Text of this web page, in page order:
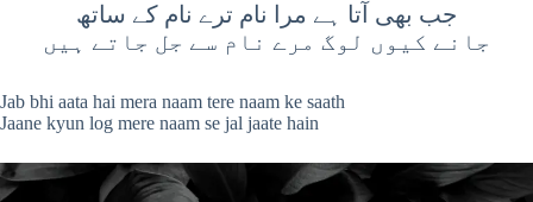
جب بھی آتا ہے مرا نام ترے نام کے ساتھ
جانے کیوں لوگ مرے نام سے جل جاتے ہیں
Jab bhi aata hai mera naam tere naam ke saath
Jaane kyun log mere naam se jal jaate hain